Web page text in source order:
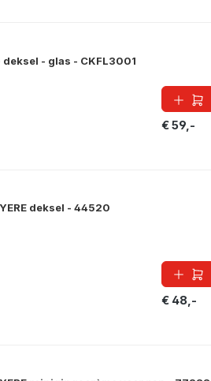
deksel - glas - CKFL3001
€ 59,-
deksel - 44520
€ 48,-